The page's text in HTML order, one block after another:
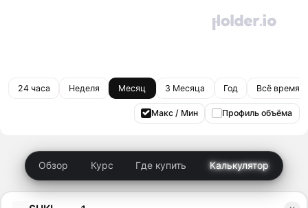
24 часа Неделя Месяц 3 Месяца Год Всё время
Макс / Мин Профиль объёма
Обзор Курс Где купить Калькулятор